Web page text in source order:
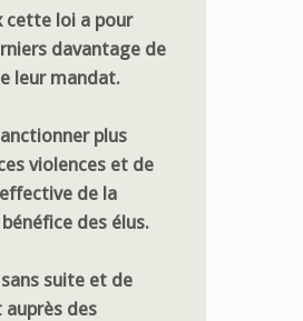
cette loi a pour
davantage de
leur mandat.
plus
violences et de
de la
des élus.
suite et de
des